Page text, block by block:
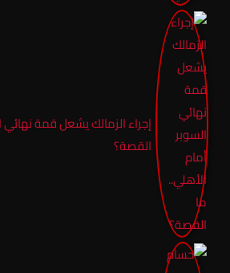
إجراء الزمالك يشعل قمة نهائي
القصة؟